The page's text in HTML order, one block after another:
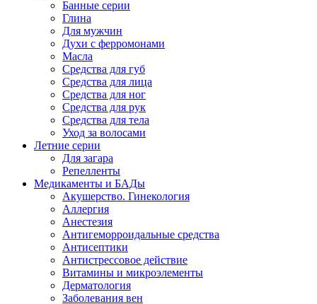
Банные серии
Глина
Для мужчин
Духи с ферромонами
Масла
Средства для губ
Средства для лица
Средства для ног
Средства для рук
Средства для тела
Уход за волосами
Летние серии
Для загара
Репелленты
Медикаменты и БАДы
Акушерство. Гинекология
Аллергия
Анестезия
Антигеморроидальные средства
Антисептики
Антистрессовое действие
Витамины и микроэлементы
Дерматология
Заболевания вен